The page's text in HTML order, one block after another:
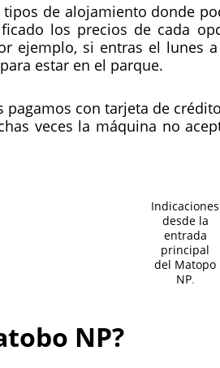
de alojamiento donde
los precios de cada
ejemplo, si entras el lunes
estar en el parque.
con tarjeta de
veces la máquina no
Indicaciones
desde la
entrada
principal
del Matopo
NP.
NP?